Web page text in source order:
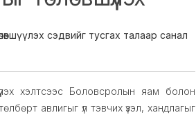
сэдвийг тусгах талаар санал
хэлтсээс Боловсролын яам болон
авлигыг үл тэвчих үзэл, хандлагыг